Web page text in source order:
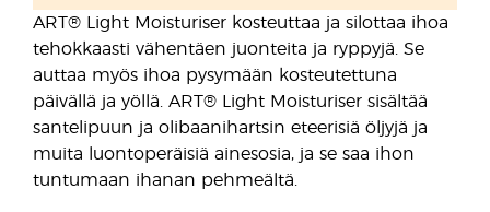
ART® Light Moisturiser kosteuttaa ja silottaa ihoa
tehokkaasti vähentäen juonteita ja ryppyjä. Se
auttaa myös ihoa pysymään kosteutettuna
päivällä ja yöllä. ART® Light Moisturiser sisältää
santelipuun ja olibaanihartsin eteerisiä öljyjä ja
muita luontoperäisiä ainesosia, ja se saa ihon
tuntumaan ihanan pehmeältä.